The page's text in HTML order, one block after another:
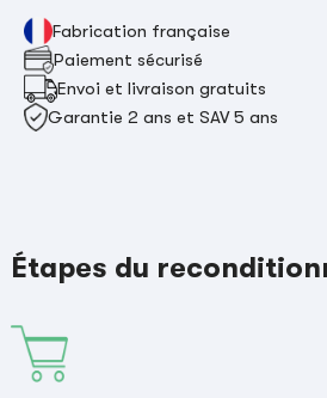
Fabrication française
Paiement sécurisé
Envoi et livraison gratuits
Garantie 2 ans et SAV 5 ans
Étapes du